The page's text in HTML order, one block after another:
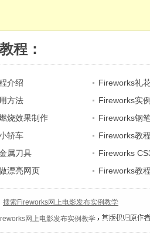
程 ：
介绍
Fireworks礼
方法
Fireworks实
烧效果制作
Fireworks钢
轿车
Fireworks教
属刀具
Fireworks
漂亮网页
Fireworks教
搜索Fireworks网上电影发布实例教学
网上电影发布实例教学